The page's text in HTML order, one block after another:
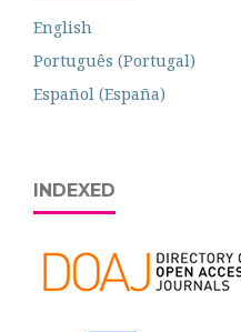
English
Português (Portugal)
Español (España)
INDEXED